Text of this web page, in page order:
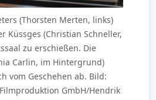
(Thorsten Merten, links)
Küssges (Christian Schneller,
zu erschießen. Die
Carlin, im Hintergrund)
vom Geschehen ab. Bild:
GmbH/Hendrik